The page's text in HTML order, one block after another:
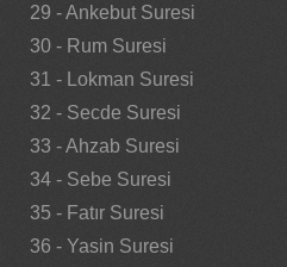
29 - Ankebut Suresi
30 - Rum Suresi
31 - Lokman Suresi
32 - Secde Suresi
33 - Ahzab Suresi
34 - Sebe Suresi
35 - Fatır Suresi
36 - Yasin Suresi